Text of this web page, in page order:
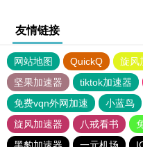
友情链接
网站地图 QuickQ 旋风
坚果加速器
tiktok加速器
免费vqn外网加速
小蓝鸟
旋风加速器
八戒看书